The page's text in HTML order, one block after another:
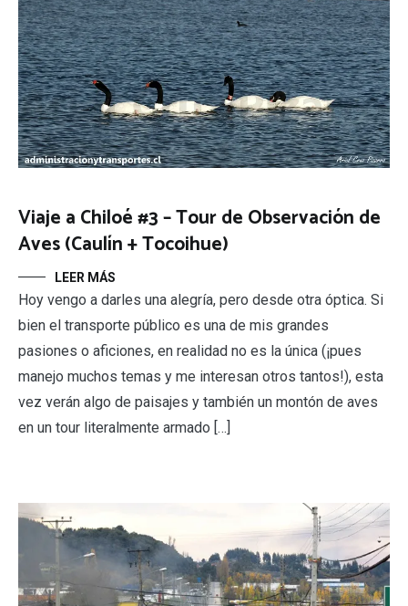
Viaje a Chiloé #3 – Tour de Observación de
Aves (Caulín + Tocoihue)
LEER MÁS
Hoy vengo a darles una alegría, pero desde otra óptica. Si
bien el transporte público es una de mis grandes
pasiones o aficiones, en realidad no es la única (¡pues
manejo muchos temas y me interesan otros tantos!), esta
vez verán algo de paisajes y también un montón de aves
en un tour literalmente armado […]